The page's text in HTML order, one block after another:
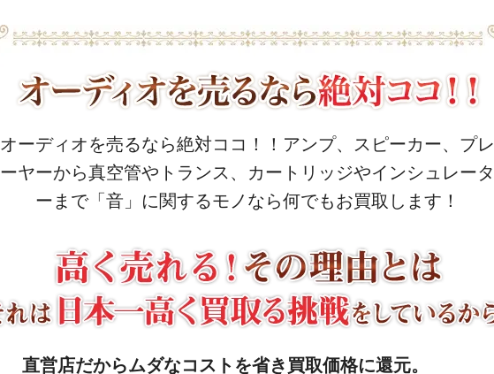
オーディオを売るなら絶対ココ！！アンプ、スピーカー、プレ
ーヤーから真空管やトランス、カートリッジやインシュレータ
ーまで「音」に関するモノなら何でもお買取します！
直営店だからムダなコストを省き買取価格に還元。